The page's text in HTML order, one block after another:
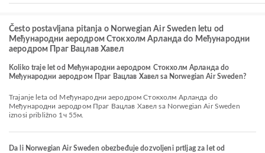
Često postavljana pitanja o Norwegian Air Sweden letu od
Међународни аеродром Стокхолм Арланда do Међународни
аеродром Праг Вацлав Хавел
Koliko traje let od Међународни аеродром Стокхолм Арланда do
Међународни аеродром Праг Вацлав Хавел sa Norwegian Air Sweden?
Trajanje leta od Међународни аеродром Стокхолм Арланда do
Међународни аеродром Праг Вацлав Хавел sa Norwegian Air Sweden
iznosi približno 1ч 55м.
Da li Norwegian Air Sweden obezbeđuje dozvoljeni prtljag za let od